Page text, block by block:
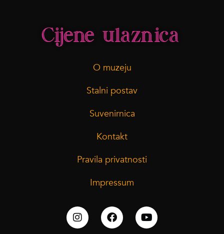
Cijene ulaznica
O muzeju
Stalni postav
Suvenirnica
Kontakt
Pravila privatnosti
Impressum